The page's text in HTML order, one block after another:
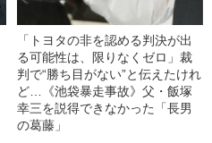
「トヨタの非を認める判決が出
る可能性は、限りなくゼロ」裁
判で“勝ち目がない”と伝えたけれ
ど…《池袋暴走事故》父・飯塚
幸三を説得できなかった「長男
の葛藤」